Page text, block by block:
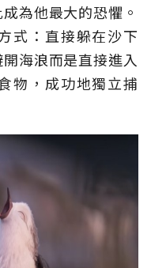
為他最大的恐懼。
式：直接躲在沙下
海浪而是直接進入
物，成功地獨立捕